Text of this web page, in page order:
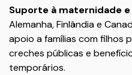
Suporte à maternidade
Alemanha, Finlândia e
apoio a famílias com filhos
creches públicas e
temporários.